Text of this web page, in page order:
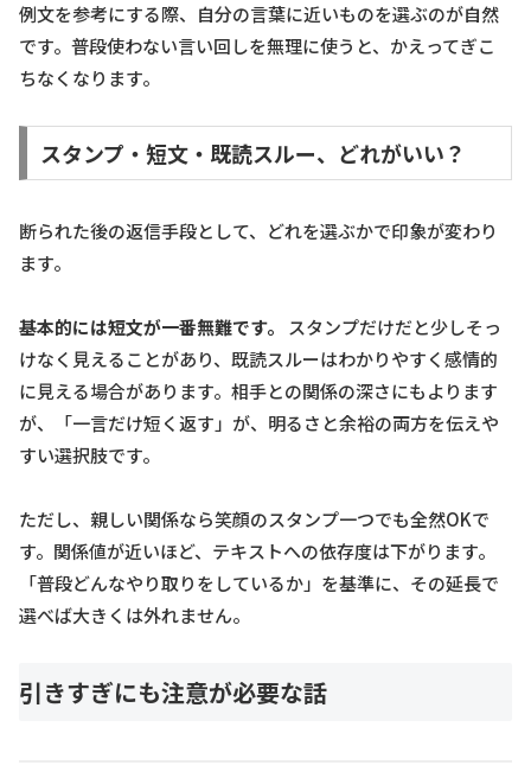
例文を参考にする際、自分の言葉に近いものを選ぶのが自然
です。普段使わない言い回しを無理に使うと、かえってぎこ
ちなくなります。
スタンプ・短文・既読スルー、どれがいい？
断られた後の返信手段として、どれを選ぶかで印象が変わり
ます。
基本的には短文が一番無難です。
スタンプだけだと少しそっ
けなく見えることがあり、既読スルーはわかりやすく感情的
に見える場合があります。相手との関係の深さにもよります
が、「一言だけ短く返す」が、明るさと余裕の両方を伝えや
すい選択肢です。
ただし、親しい関係なら笑顔のスタンプ一つでも全然OKで
す。関係値が近いほど、テキストへの依存度は下がります。
「普段どんなやり取りをしているか」を基準に、その延長で
選べば大きくは外れません。
引きすぎにも注意が必要な話